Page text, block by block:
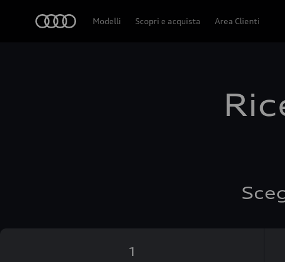
Modelli Scopri e acquista Area Clienti
1